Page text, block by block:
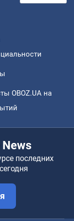
OBOZ.UA на
News
последних